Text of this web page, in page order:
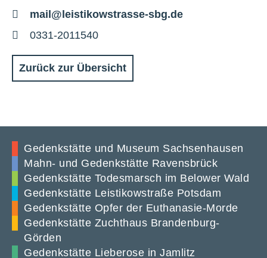
E-
Mail
mail@leistikowstrasse-sbg.de
Telefon
0331-2011540
Zurück zur Übersicht
Gedenkstätte und Museum Sachsenhausen
Mahn- und Gedenkstätte Ravensbrück
Gedenkstätte Todesmarsch im Belower Wald
Gedenkstätte Leistikowstraße Potsdam
Gedenkstätte Opfer der Euthanasie-Morde
Gedenkstätte Zuchthaus Brandenburg-
Görden
Gedenkstätte Lieberose in Jamlitz